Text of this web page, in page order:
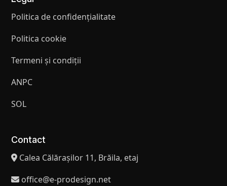
Politica de confidențialitate
Politica cookie
Termeni și condiții
ANPC
SOL
Contact
Calea Călărașilor 11, Brăila, etaj
office@e-prodesign.net